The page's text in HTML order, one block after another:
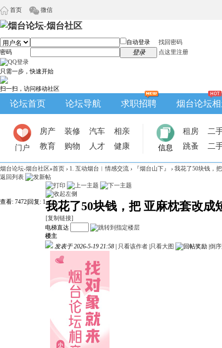
首页 微信
自动登录
找回密码
密码
登录 点这里注册
只需一步，快速开始
扫一扫，访问移动社区
论坛首页 论坛导航 求职招聘 烟台论坛
门户
房产 装修 汽车
相亲
教育
购物 人才 健康 信息
租房
二
跳蚤
二
烟台论坛-烟台社区»首页 › 1. 互动烟台︱情感交流 › 『烟台山下』 › 我花了50块钱，
返回列表
查看: 7472 回复: 1我花了50块钱，把 亚麻枕套改成
[复制链接]
电梯直达
楼主
发表于 2026-5-19 21:58
只看该作者 只看大图 倒